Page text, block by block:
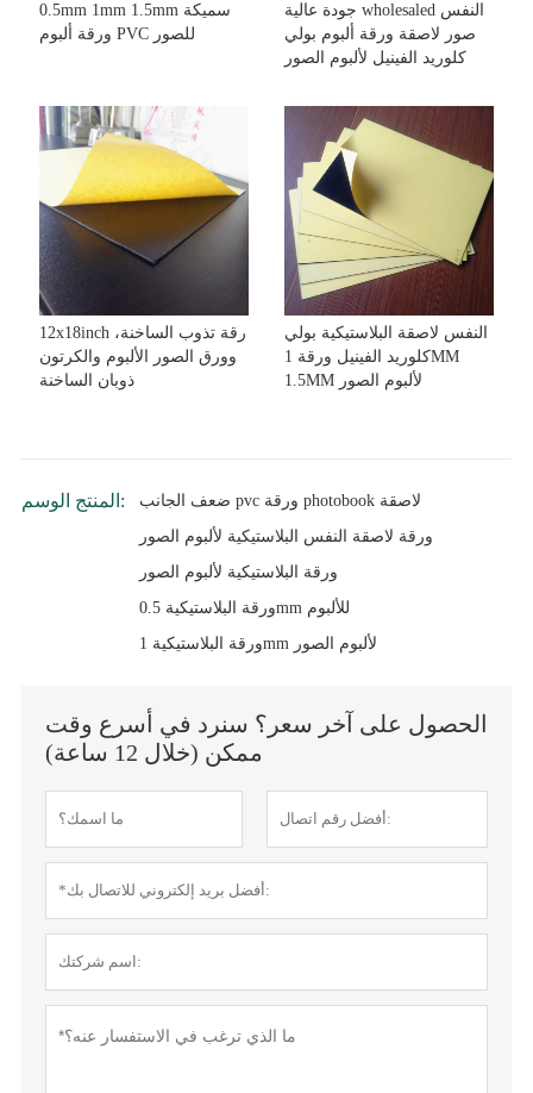
0.5mm 1mm 1.5mm سميكة
ورقة ألبوم PVC للصور
جودة عالية wholesaled النفس
صور لاصقة ورقة ألبوم بولي
كلوريد الفينيل لألبوم الصور
12x18inch رقة تذوب الساخنة،
وورق الصور الألبوم والكرتون
ذوبان الساخنة
النفس لاصقة البلاستيكية بولي
كلوريد الفينيل ورقة 1MM
1.5MM لألبوم الصور
المنتج الوسم:
ضعف الجانب pvc ورقة photobook لاصقة
ورقة لاصقة النفس البلاستيكية لألبوم الصور
ورقة البلاستيكية لألبوم الصور
ورقة البلاستيكية 0.5mm للألبوم
ورقة البلاستيكية 1mm لألبوم الصور
الحصول على آخر سعر؟ سنرد في أسرع وقت
ممكن (خلال 12 ساعة)